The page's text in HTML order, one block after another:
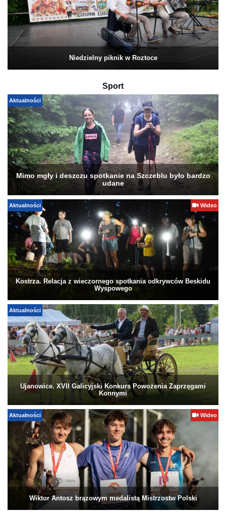
Niedzielny piknik w Roztoce
Sport
Aktualności
Mimo mgły i deszczu spotkanie na Szczeblu było bardzo
udane
Aktualności Wideo
Kostrza. Relacja z wieczornego spotkania odkrywców Beskidu
Wyspowego
Aktualności
Ujanowice. XVII Galicyjski Konkurs Powożenia Zaprzęgami
Konnymi
Aktualności Wideo
Wiktor Antosz brązowym medalistą Mistrzostw Polski